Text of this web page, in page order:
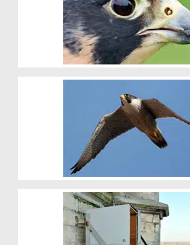
Uitgestorven
Comeback
Nestkasten in de stad